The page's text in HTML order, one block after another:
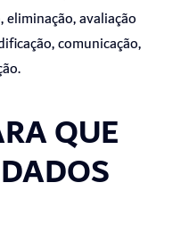
avaliação
comunicação,
QUE